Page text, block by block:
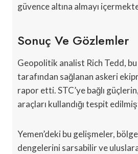
güvence altına almayı
Sonuç Ve Gözlemler
Geopolitik analist Rich Tedd, bu
tarafından sağlanan askeri
rapor etti. STC’ye bağlı güçlerin,
araçları kullandığı tespit
Yemen’deki bu gelişmeler,
dengelerini sarsabilir ve